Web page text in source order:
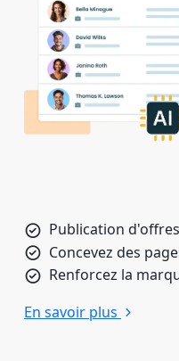
Publication
Concevez des
Renforcez la
En savoir plus